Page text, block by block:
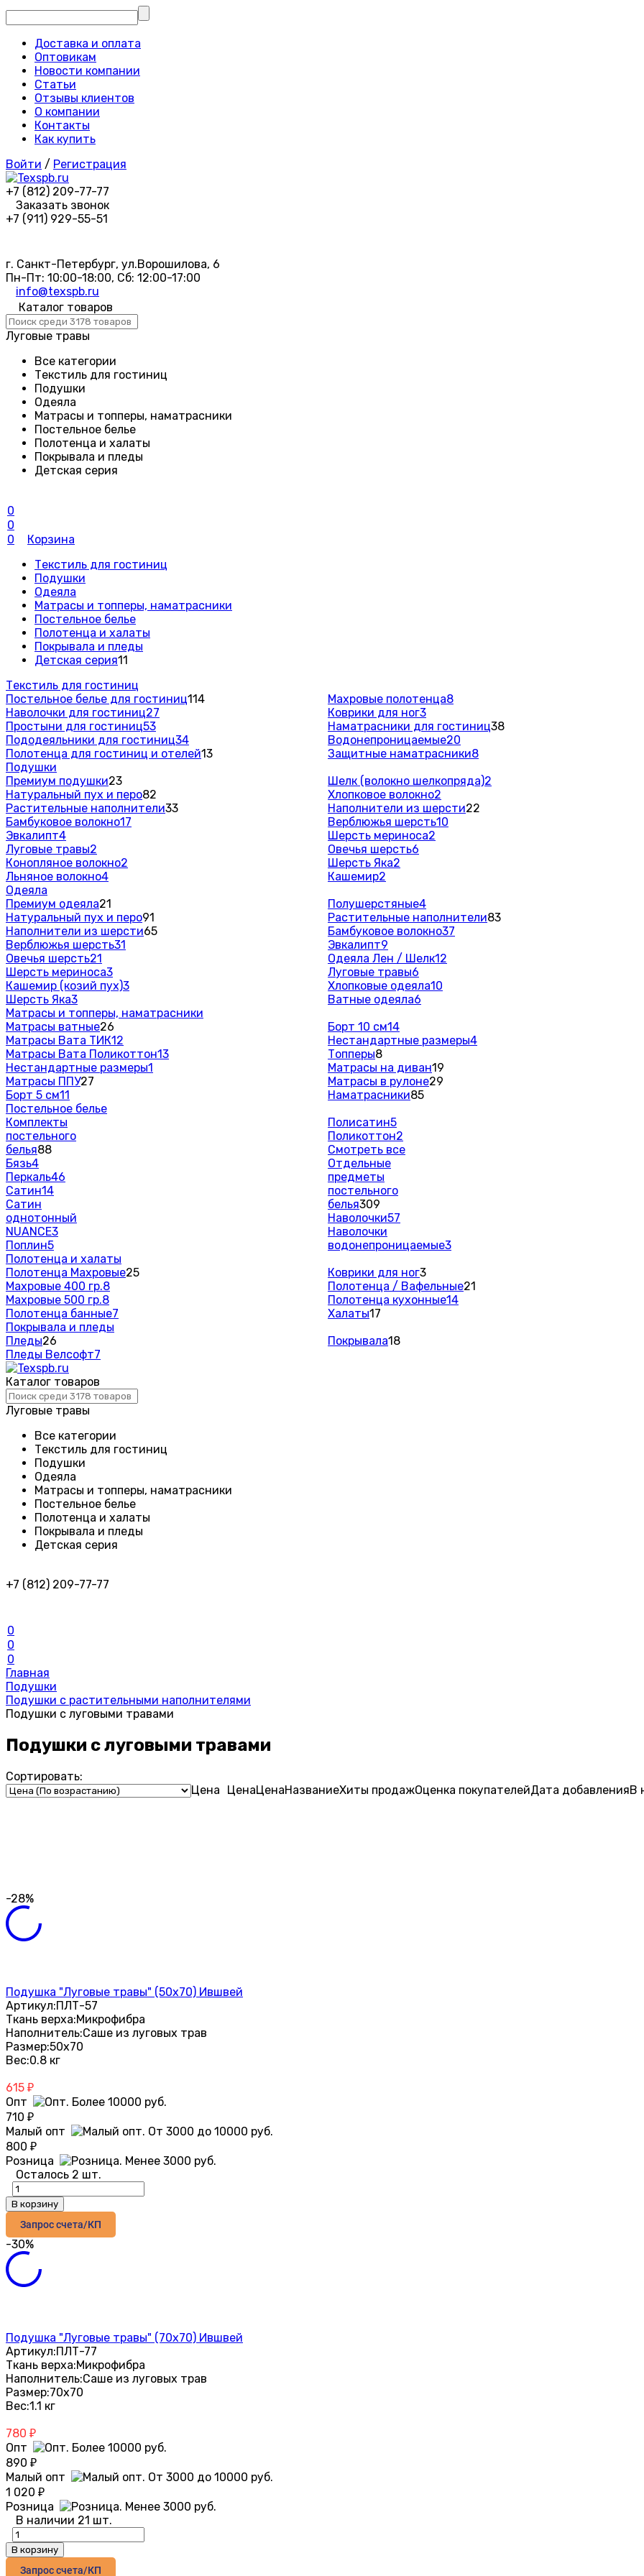
Доставка и оплата
Оптовикам
Новости компании
Статьи
Отзывы клиентов
О компании
Контакты
Как купить
Войти / Регистрация
+7 (812) 209-77-77
Заказать звонок
+7 (911) 929-55-51
г. Санкт-Петербург, ул.Ворошилова, 6
Пн-Пт: 10:00-18:00, Сб: 12:00-17:00
info@texspb.ru
Каталог товаров
Луговые травы
Все категории
Текстиль для гостиниц
Подушки
Одеяла
Матрасы и топперы, наматрасники
Постельное белье
Полотенца и халаты
Покрывала и пледы
Детская серия
0
0
0
Корзина
Текстиль для гостиниц
Подушки
Одеяла
Матрасы и топперы, наматрасники
Постельное белье
Полотенца и халаты
Покрывала и пледы
Детская серия11
Текстиль для гостиниц
Постельное белье для гостиниц114
Наволочки для гостиниц27
Простыни для гостиниц53
Пододеяльники для гостиниц34
Полотенца для гостиниц и отелей13
Махровые полотенца8
Коврики для ног3
Наматрасники для гостиниц38
Водонепроницаемые20
Защитные наматрасники8
Подушки
Премиум подушки23
Натуральный пух и перо82
Растительные наполнители33
Бамбуковое волокно17
Эвкалипт4
Луговые травы2
Конопляное волокно2
Льняное волокно4
Шелк (волокно шелкопряда)2
Хлопковое волокно2
Наполнители из шерсти22
Верблюжья шерсть10
Шерсть мериноса2
Овечья шерсть6
Шерсть Яка2
Кашемир2
Одеяла
Премиум одеяла21
Натуральный пух и перо91
Наполнители из шерсти65
Верблюжья шерсть31
Овечья шерсть21
Шерсть мериноса3
Кашемир (козий пух)3
Шерсть Яка3
Полушерстяные4
Растительные наполнители83
Бамбуковое волокно37
Эвкалипт9
Одеяла Лен / Шелк12
Луговые травы6
Хлопковые одеяла10
Ватные одеяла6
Матрасы и топперы, наматрасники
Матрасы ватные26
Матрасы Вата ТИК12
Матрасы Вата Поликоттон13
Нестандартные размеры1
Матрасы ППУ27
Борт 5 см11
Борт 10 см14
Нестандартные размеры4
Топперы8
Матрасы на диван19
Матрасы в рулоне29
Наматрасники85
Постельное белье
Комплекты
постельного
белья88
Бязь4
Перкаль46
Сатин14
Сатин
однотонный
NUANCE3
Поплин5
Полисатин5
Поликоттон2
Смотреть все
Отдельные
предметы
постельного
белья309
Наволочки57
Наволочки
водонепроницаемые3
Полотенца и халаты
Полотенца Махровые25
Махровые 400 гр.8
Махровые 500 гр.8
Полотенца банные7
Коврики для ног3
Полотенца / Вафельные21
Полотенца кухонные14
Халаты17
Покрывала и пледы
Пледы26
Пледы Велсофт7
Покрывала18
Каталог товаров
Луговые травы
Все категории
Текстиль для гостиниц
Подушки
Одеяла
Матрасы и топперы, наматрасники
Постельное белье
Полотенца и халаты
Покрывала и пледы
Детская серия
+7 (812) 209-77-77
0
0
0
Главная
Подушки
Подушки с растительными наполнителями
Подушки с луговыми травами
Подушки с луговыми травами
Сортировать:
Цена
ЦенаЦенаНазваниеХиты продажОценка покупателейДата добавленияВ
-28%
Подушка "Луговые травы" (50х70) Ившвей
Артикул:ПЛТ-57
Ткань верха:Микрофибра
Наполнитель:Саше из луговых трав
Размер:50х70
Вес:0.8 кг
615 ₽
Опт
710 ₽
Малый опт
800 ₽
Розница
Осталось 2 шт.
В корзину
Запрос счета/КП
-30%
Подушка "Луговые травы" (70х70) Ившвей
Артикул:ПЛТ-77
Ткань верха:Микрофибра
Наполнитель:Саше из луговых трав
Размер:70х70
Вес:1.1 кг
780 ₽
Опт
890 ₽
Малый опт
1 020 ₽
Розница
В наличии 21 шт.
В корзину
Запрос счета/КП